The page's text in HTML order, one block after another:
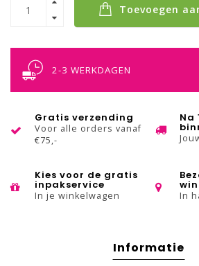
Toevoegen
2-3 WERKDAGEN
Gratis verzending
Voor alle orders vanaf
€75,-
Na
Kies voor de gratis
inpakservice
In je winkelwagen In
Informatie